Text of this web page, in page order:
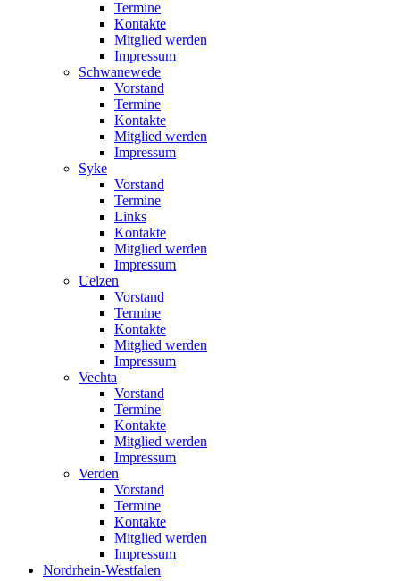
Termine
Kontakte
Mitglied werden
Impressum
Schwanewede
Vorstand
Termine
Kontakte
Mitglied werden
Impressum
Syke
Vorstand
Termine
Links
Kontakte
Mitglied werden
Impressum
Uelzen
Vorstand
Termine
Kontakte
Mitglied werden
Impressum
Vechta
Vorstand
Termine
Kontakte
Mitglied werden
Impressum
Verden
Vorstand
Termine
Kontakte
Mitglied werden
Impressum
Nordrhein-Westfalen